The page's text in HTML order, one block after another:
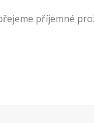
příjemné